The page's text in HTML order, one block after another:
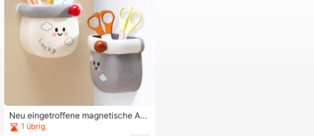
Neu eingetroffene magnetische Auf
bewahrungsbox im Dopamin-Stil, ä
1 übrig